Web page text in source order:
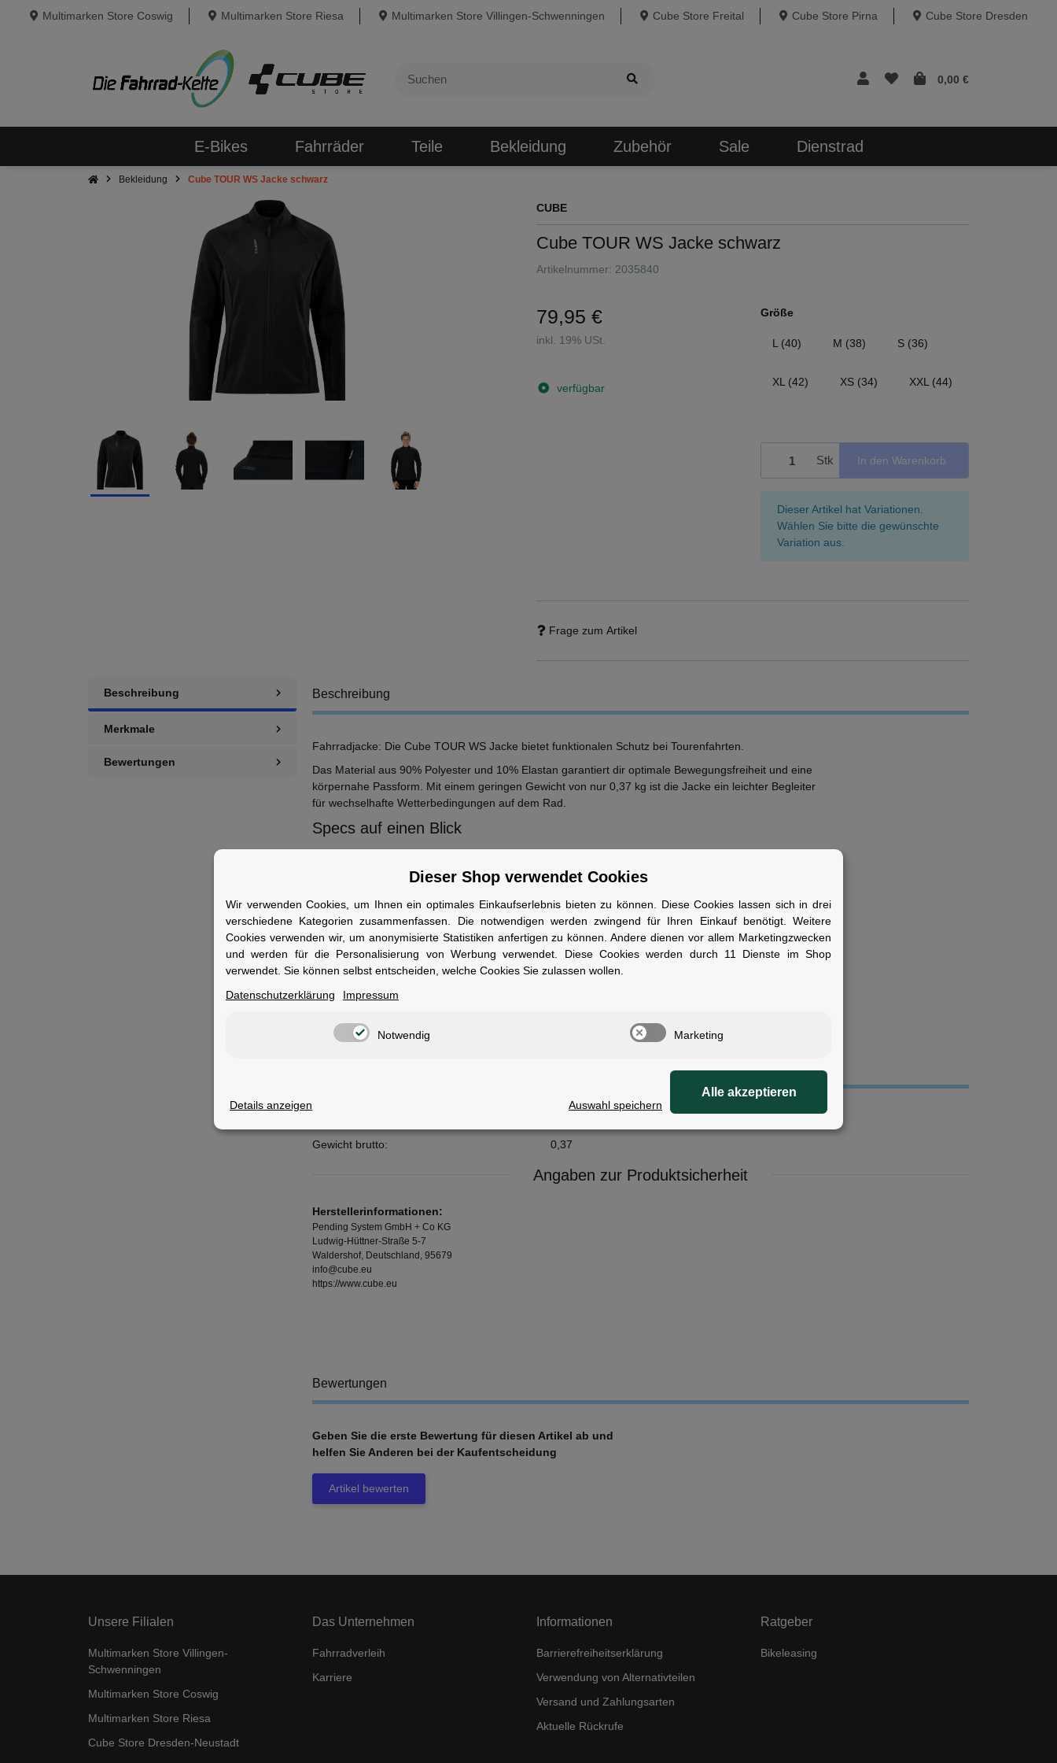
Multimarken Store Coswig Multimarken Store Riesa Multimarken Store Villingen-Schwenningen Cube Store Freital Cube Store Pirna Cube Store Dresden
0,00 €
E-Bikes Fahrräder Teile Bekleidung Zubehör Sale Dienstrad
Bekleidung Cube TOUR WS Jacke schwarz
CUBE
Cube TOUR WS Jacke schwarz
Artikelnummer: 2035840
79,95 €
inkl. 19% USt.
verfügbar
Größe
L (40) M (38) S (36)
XL (42) XS (34) XXL (44)
Stk In den Warenkorb
x
Dieser Artikel hat Variationen.
Wählen Sie bitte die gewünschte
Variation aus.
Frage zum Artikel
Beschreibung
Merkmale
Bewertungen
Beschreibung
Fahrradjacke: Die Cube TOUR WS Jacke bietet funktionalen Schutz bei Tourenfahrten.
Das Material aus 90% Polyester und 10% Elastan garantiert dir optimale Bewegungsfreiheit und eine
körpernahe Passform. Mit einem geringen Gewicht von nur 0,37 kg ist die Jacke ein leichter Begleiter
für wechselhafte Wetterbedingungen auf dem Rad.
Specs auf einen Blick
90% Polyester, 10% Elastan
Hersteller:Cube
Versandklasse:Standard
Fuer wen geeignet
Ideal für Damen, die bei Tourenfahrten und im Freizeitradeln Wert auf Funktionalität legen.
Gewicht brutto:
0,37
Angaben zur Produktsicherheit
Herstellerinformationen:
Pending System GmbH + Co KG
Ludwig-Hüttner-Straße 5-7
Waldershof, Deutschland, 95679
info@cube.eu
https://www.cube.eu
Bewertungen
Geben Sie die erste Bewertung für diesen Artikel ab und
helfen Sie Anderen bei der Kaufentscheidung
Artikel bewerten
Unsere Filialen
Multimarken Store Villingen-
Schwenningen
Multimarken Store Coswig
Multimarken Store Riesa
Cube Store Dresden-Neustadt
Das Unternehmen
Fahrradverleih
Karriere
Informationen
Barrierefreiheitserklärung
Verwendung von Alternativteilen
Versand und Zahlungsarten
Aktuelle Rückrufe
Ratgeber
Bikeleasing
Dieser Shop verwendet Cookies
Wir verwenden Cookies, um Ihnen ein optimales Einkaufserlebnis bieten zu können. Diese Cookies lassen sich in drei
verschiedene Kategorien zusammenfassen. Die notwendigen werden zwingend für Ihren Einkauf benötigt. Weitere
Cookies verwenden wir, um anonymisierte Statistiken anfertigen zu können. Andere dienen vor allem Marketingzwecken
und werden für die Personalisierung von Werbung verwendet. Diese Cookies werden durch 11 Dienste im Shop
verwendet. Sie können selbst entscheiden, welche Cookies Sie zulassen wollen.
Datenschutzerklärung
Impressum
Notwendig Marketing
Details anzeigen Auswahl speichern
Alle akzeptieren